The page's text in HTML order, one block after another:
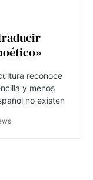
reconoce
y menos
no existen